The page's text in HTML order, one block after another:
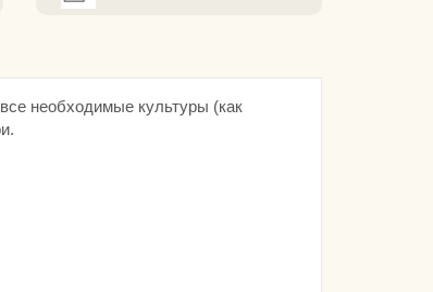
необходимые культуры (как